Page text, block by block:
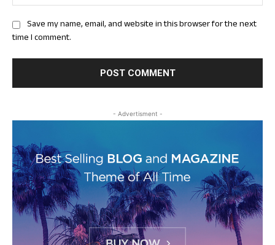
Save my name, email, and website in this browser for the next
time I comment.
- Advertisment -